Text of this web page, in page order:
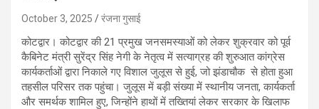
October 3, 2025 रंजना गुसाई
कोटद्वार। कोटद्वार की 21 प्रमुख जनसमस्याओं को लेकर शुक्रवार को पूर्व
कैबिनेट मंत्री सुरेंद्र सिंह नेगी के नेतृत्व में सत्याग्रह की शुरुआत कांग्रेस
कार्यकर्ताओं द्वारा निकाले गए विशाल जुलूस से हुई, जो झंडाचौक से होता हुआ
तहसील परिसर तक पहुंचा। जुलूस में बड़ी संख्या में स्थानीय जनता, कार्यकर्ता
और समर्थक शामिल हुए, जिन्होंने हाथों में तख्तियां लेकर सरकार के खिलाफ